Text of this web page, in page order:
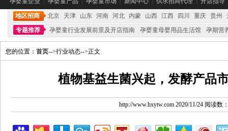
地区招商 北京 天津 山东 河南 河北 内蒙 山西 江西 四川 重庆 贵州
专题推荐
孕婴童行业发展前景及开店指南 孕婴童母婴用品生活馆 孕期营
您的位置： 首页-->行业动态-->正文
植物基益生菌兴起，发酵产品
http://www.hxytw.com 2020/11/24 阅读数